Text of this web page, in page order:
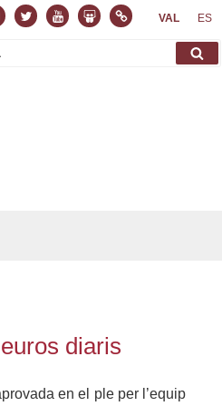
TwitterYoutubeSlideshare
NormasVAL ES
diaris
en el ple per l’equip